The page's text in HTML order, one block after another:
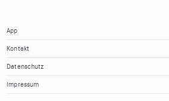
App
Kontakt
Datenschutz
Impressum